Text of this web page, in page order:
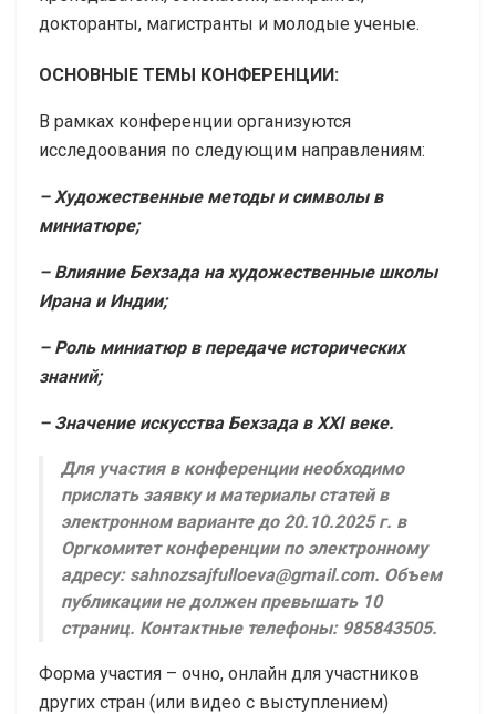
докторанты, магистранты и молодые ученые.
ОСНОВНЫЕ ТЕМЫ КОНФЕРЕНЦИИ:
В рамках конференции организуются
исследоования по следующим направлениям:
– Художественные методы и символы в
миниатюре;
– Влияние Бехзада на художественные школы
Ирана и Индии;
– Роль миниатюр в передаче исторических
знаний;
– Значение искусства Бехзада в XXI веке.
Для участия в конференции необходимо
прислать заявку и материалы статей в
электронном варианте до 20.10.2025 г. в
Оргкомитет конференции по электронному
адресу: sahnozsajfulloeva@gmail.com. Объем
публикации не должен превышать 10
страниц. Контактные телефоны: 985843505.
Форма участия – очно, онлайн для участников
других стран (или видео с выступлением)